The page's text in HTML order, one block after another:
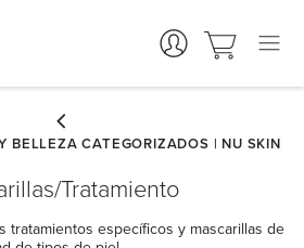
Tratamiento
tratamientos específicos y mascarillas de